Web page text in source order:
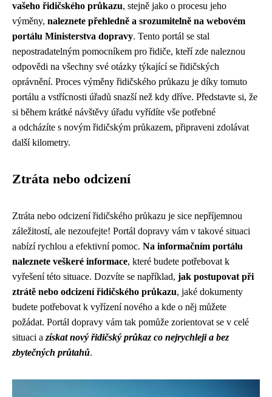
vašeho řidičského průkazu, stejně jako o procesu jeho
výměny, naleznete přehledně a srozumitelně na webovém
portálu Ministerstva dopravy. Tento portál se stal
nepostradatelným pomocníkem pro řidiče, kteří zde naleznou
odpovědi na všechny své otázky týkající se řidičských
oprávnění. Proces výměny řidičského průkazu je díky tomuto
portálu a vstřícnosti úřadů snazší než kdy dříve. Představte si, že
si během krátké návštěvy úřadu vyřídíte vše potřebné
a odcházíte s novým řidičským průkazem, připraveni zdolávat
další kilometry.
Ztráta nebo odcizení
Ztráta nebo odcizení řidičského průkazu je sice nepříjemnou
záležitostí, ale nezoufejte! Portál dopravy vám v takové situaci
nabízí rychlou a efektivní pomoc. Na informačním portálu
naleznete veškeré informace, které budete potřebovat k
vyřešení této situace. Dozvíte se například, jak postupovat při
ztrátě nebo odcizení řidičského průkazu, jaké dokumenty
budete potřebovat k vyřízení nového a kde o něj můžete
požádat. Portál dopravy vám tak pomůže zorientovat se v celé
situaci a získat nový řidičský průkaz co nejrychleji a bez
zbytečných průtahů.